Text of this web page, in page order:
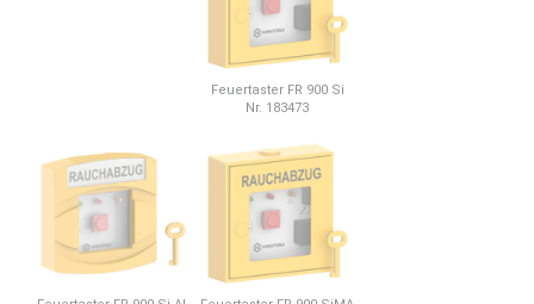
Feuertaster FR 900 Si
Nr. 183473